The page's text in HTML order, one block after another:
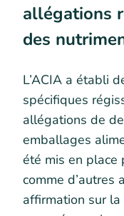
allégations
des
L’ACIA a établi
spécifiques
allégations de
emballages
été mis en place
comme d’autres
affirmation sur